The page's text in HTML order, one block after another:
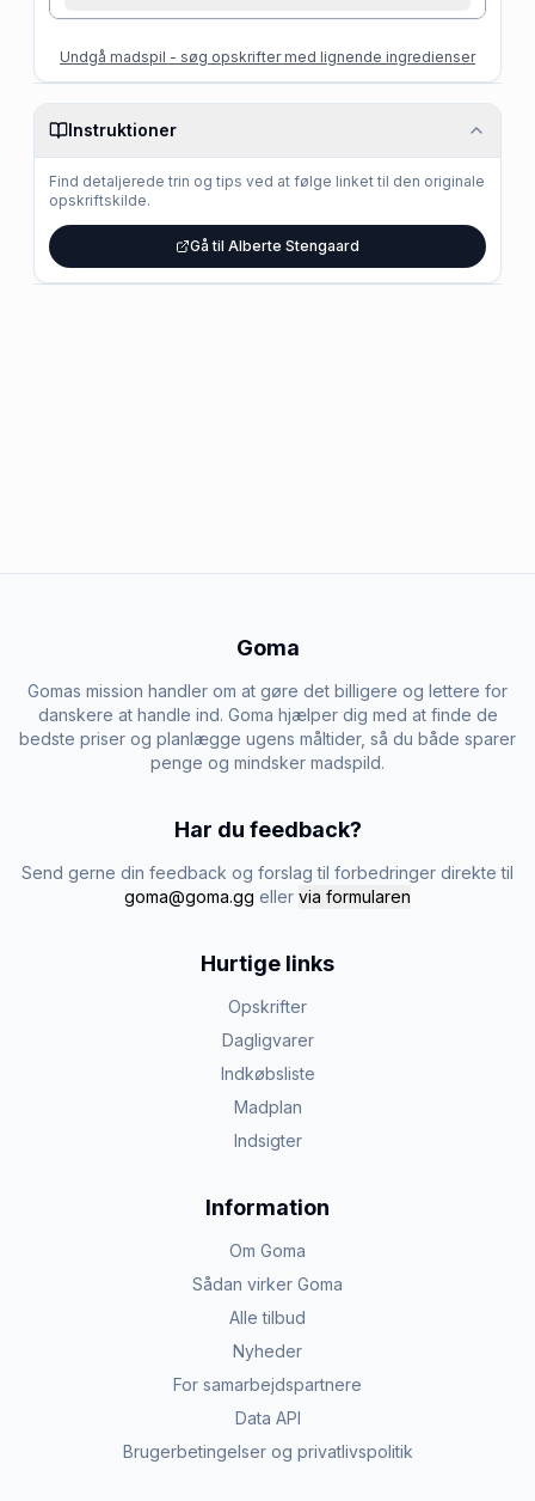
Undgå madspil - søg opskrifter med lignende ingredienser
Instruktioner
Find detaljerede trin og tips ved at følge linket til den originale
opskriftskilde.
Gå til Alberte Stengaard
Goma
Gomas mission handler om at gøre det billigere og lettere for
danskere at handle ind. Goma hjælper dig med at finde de
bedste priser og planlægge ugens måltider, så du både sparer
penge og mindsker madspild.
Har du feedback?
Send gerne din feedback og forslag til forbedringer direkte til
goma@goma.gg eller via formularen
Hurtige links
Opskrifter
Dagligvarer
Indkøbsliste
Madplan
Indsigter
Information
Om Goma
Sådan virker Goma
Alle tilbud
Nyheder
For samarbejdspartnere
Data API
Brugerbetingelser og privatlivspolitik